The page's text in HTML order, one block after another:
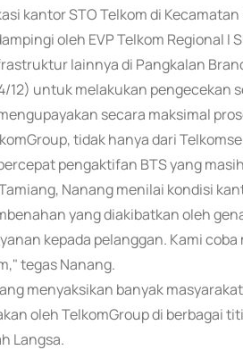
kantor STO Telkom di Kecamatan
oleh EVP Telkom Regional I
lainnya di Pangkalan
12) untuk melakukan pengecekan
secara maksimal
tidak hanya dari
pengaktifan BTS yang
Nanang menilai kondisi
yang diakibatkan oleh
kepada pelanggan. Kami
tegas Nanang.
menyaksikan banyak
oleh TelkomGroup di berbagai
Langsa.